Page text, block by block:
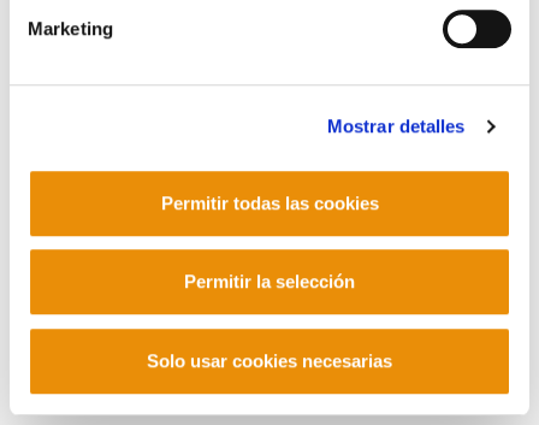
Marketing
Mostrar detalles
Permitir todas las cookies
Permitir la selección
Solo usar cookies necesarias
Mastodon